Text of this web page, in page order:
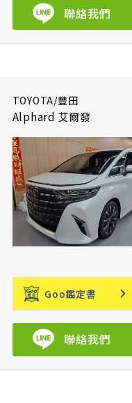
聯絡我們
TOYOTA/豐田
Alphard 艾爾發
Goo鑑定書
聯絡我們